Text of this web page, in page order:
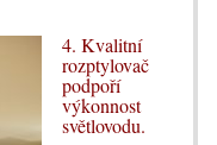
4. Kvalitní
rozptylovač
podpoří
výkonnost
světlovodu.